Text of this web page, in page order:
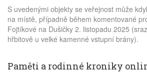
S uvedenými objekty se veřejnost může
na místě, případně během komentované
Fojtíkové na Dušičky 2. listopadu 2025
hřbitově u velké kamenné vstupní brány).
Paměti a rodinné kroniky